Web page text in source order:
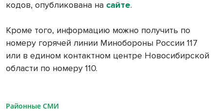
кодов, опубликована на сайте.
Кроме того, информацию можно получить по
номеру горячей линии Минобороны России 117
или в едином контактном центре Новосибирской
области по номеру 110.
Районные СМИ